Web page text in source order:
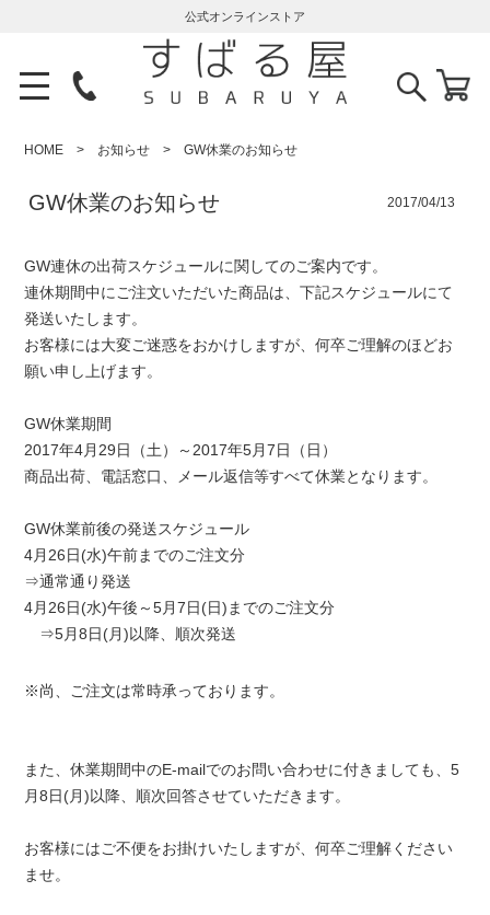
公式オンラインストア
HOME お知らせ GW休業のお知らせ
GW休業のお知らせ 2017/04/13
GW連休の出荷スケジュールに関してのご案内です。
連休期間中にご注文いただいた商品は、下記スケジュールにて
発送いたします。
お客様には大変ご迷惑をおかけしますが、何卒ご理解のほどお
願い申し上げます。
GW休業期間
2017年4月29日（土）～2017年5月7日（日）
商品出荷、電話窓口、メール返信等すべて休業となります。
GW休業前後の発送スケジュール
4月26日(水)午前までのご注文分
⇒通常通り発送
4月26日(水)午後～5月7日(日)までのご注文分
⇒5月8日(月)以降、順次発送
※尚、ご注文は常時承っております。
また、休業期間中のE-mailでのお問い合わせに付きましても、5
月8日(月)以降、順次回答させていただきます。
お客様にはご不便をお掛けいたしますが、何卒ご理解ください
ませ。